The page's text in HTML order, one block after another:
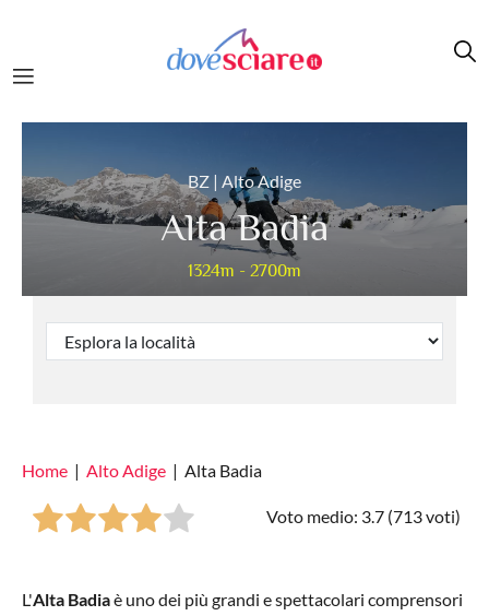
BZ | Alto Adige
Alta Badia
1324m - 2700m
Home Alto Adige Alta Badia
Voto medio: 3.7 (713voti)
L'Alta Badiaè uno dei più grandi e spettacolari comprensori